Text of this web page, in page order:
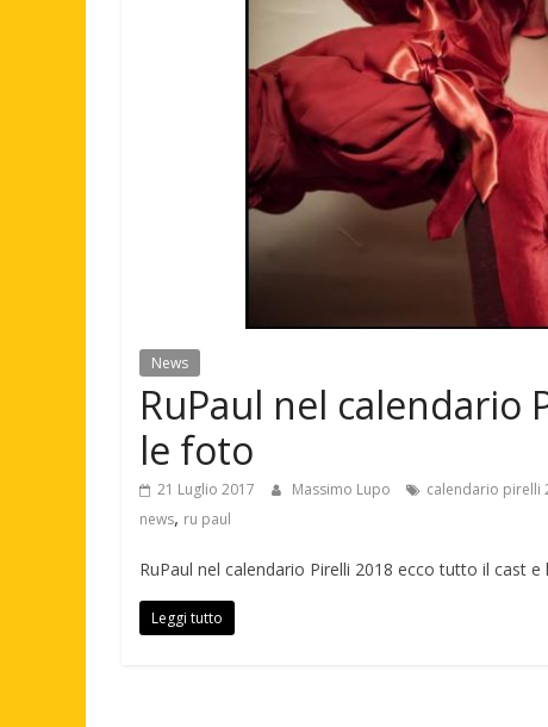
News
RuPaul nel calendario
le foto
21 Luglio 2017 Massimo Lupo calendario pirelli
news, ru paul
RuPaul nel calendario Pirelli 2018 ecco tutto il cast
Leggi tutto